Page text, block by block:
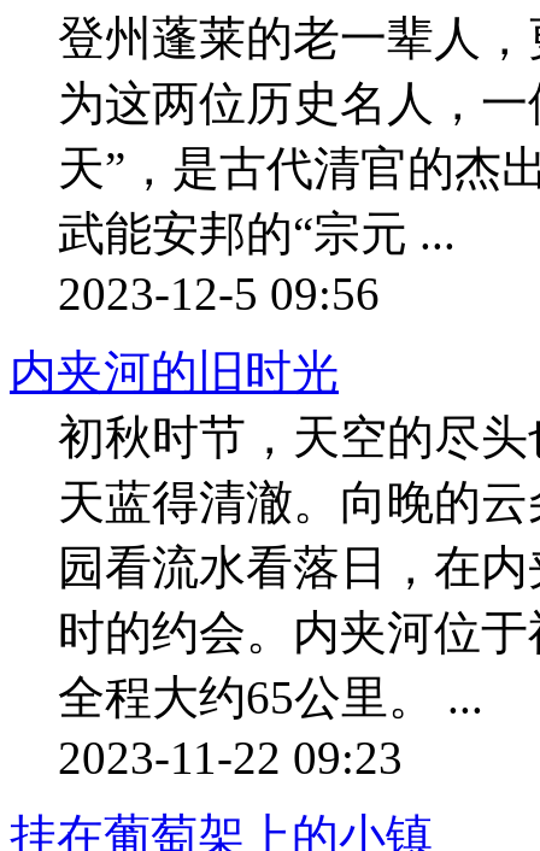
登州蓬莱的老一辈人
为这两位历史名人，
天”，是古代清官的杰
武能安邦的“宗元 ...
2023-12-5 09:56
内夹河的旧时光
初秋时节，天空的尽
天蓝得清澈。向晚的
园看流水看落日，在
时的约会。内夹河位
全程大约65公里。 ...
2023-11-22 09:23
挂在葡萄架上的小镇